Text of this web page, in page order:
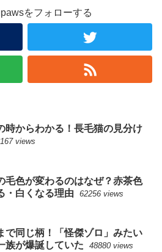
をフォローする
時からわかる！長毛猫の見分け
views
毛色が変わるのはなぜ？赤茶色
・白くなる理由
62256 views
で同じ柄！「怪傑ゾロ」みたい
族が爆誕していた
48880 views